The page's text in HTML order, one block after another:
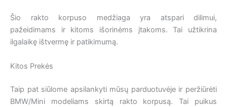
Šio rakto korpuso medžiaga yra atspari dilimui,
pažeidimams ir kitoms išorinėms įtakoms. Tai užtikrina
ilgalaikę ištvermę ir patikimumą.
Kitos Prekės
Taip pat siūlome apsilankyti mūsų parduotuvėje ir peržiūrėti
BMW/Mini modeliams skirtą rakto korpusą. Tai puikus